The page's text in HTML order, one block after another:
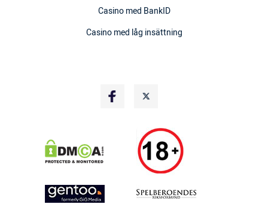
Casino med BankID
Casino med låg insättning